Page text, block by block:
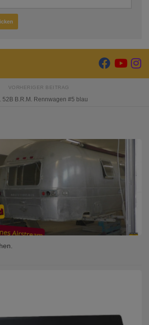
VORHERIGER BEITRAG
52B B.R.M. Rennwagen #5 blau